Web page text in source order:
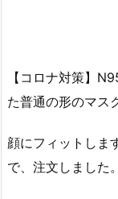
【コロナ対策】
た普通の形のマス
顔にフィットしま
で、注文しました。